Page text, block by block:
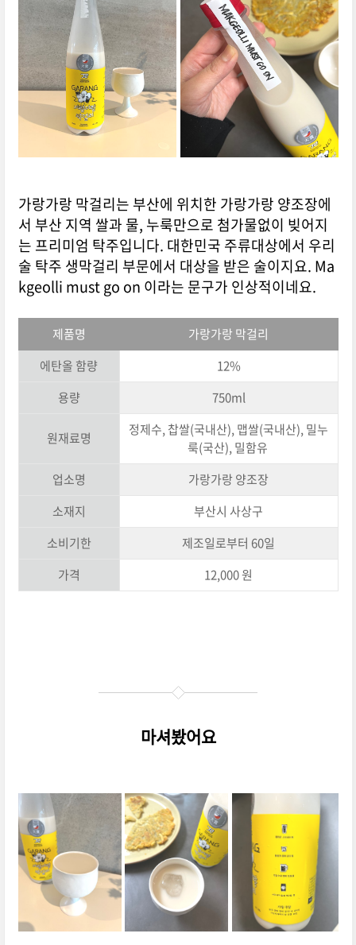
가랑가랑 막걸리는 부산에 위치한 가랑가랑 양조장에
서 부산 지역 쌀과 물, 누룩만으로 첨가물없이 빚어지
는 프리미엄 탁주입니다. 대한민국 주류대상에서 우리
술 탁주 생막걸리 부문에서 대상을 받은 술이지요. Ma
kgeolli must go on 이라는 문구가 인상적이네요.
제품명
가랑가랑 막걸리
에탄올 함량
12%
용량
750ml
원재료명
정제수, 찹쌀(국내산), 맵쌀(국내산), 밀누
룩(국산), 밀함유
업소명
가랑가랑 양조장
소재지
부산시 사상구
소비기한
제조일로부터 60일
가격
12,000 원
마셔봤어요